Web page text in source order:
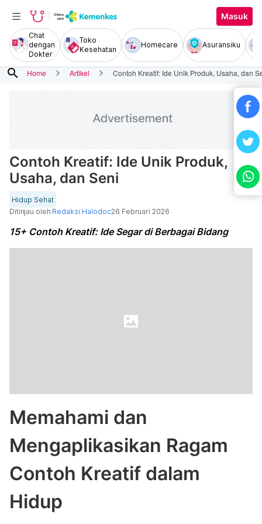
Masuk
Chat
dengan
Dokter
Toko
Kesehatan
Homecare Asuransiku
search Home Artikel Contoh Kreatif: Ide Unik Produk, Usaha, dan
Contoh Kreatif: Ide Unik Produk,
Usaha, dan Seni
Hidup Sehat
Ditinjau oleh Redaksi Halodoc26 Februari 2026
15+ Contoh Kreatif: Ide Segar di Berbagai Bidang
Memahami dan
Mengaplikasikan Ragam
Contoh Kreatif dalam
Hidup